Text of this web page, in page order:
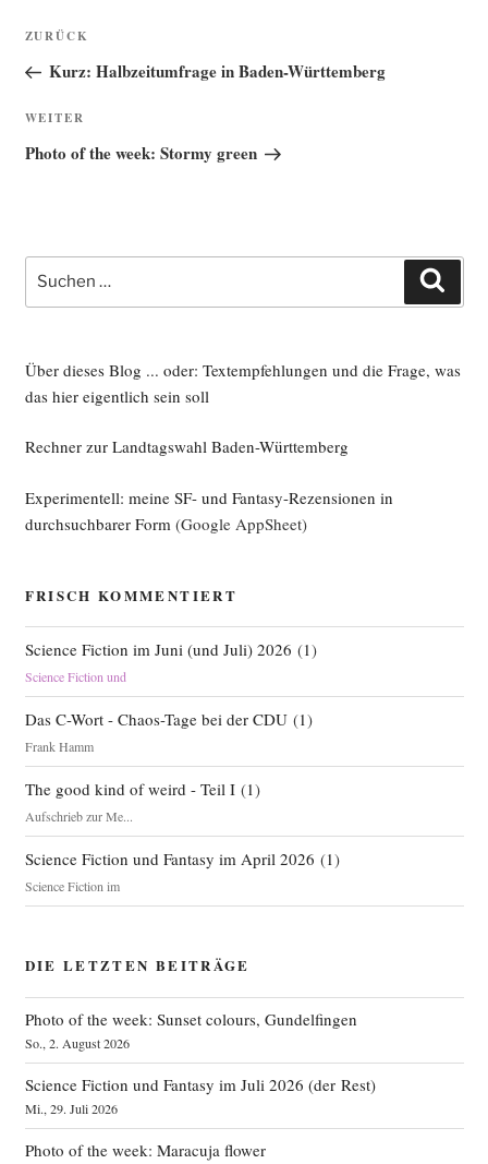
Beitragsnavigation
Vorheriger
Beitrag
ZURÜCK
Kurz: Halbzeitumfrage in Baden-Württemberg
Nächster
Beitrag
WEITER
Photo of the week: Stormy green
Suche
nach:
Über dieses Blog ... oder: Textempfehlungen und die Frage, was
das hier eigentlich sein soll
Rechner zur Landtagswahl Baden-Württemberg
Experimentell: meine SF- und Fantasy-Rezensionen in
durchsuchbarer Form (Google AppSheet)
FRISCH KOMMENTIERT
Science Fiction im Juni (und Juli) 2026 (1)
Science Fiction und
Das C-Wort - Chaos-Tage bei der CDU(1)
Frank Hamm
The good kind of weird - Teil I(1)
Aufschrieb zur Me...
Science Fiction und Fantasy im April 2026 (1)
Science Fiction im
DIE LETZTEN BEITRÄGE
Photo of the week: Sunset colours, Gundelfingen
So., 2. August 2026
Science Fiction und Fantasy im Juli 2026 (der Rest)
Mi., 29. Juli 2026
Photo of the week: Maracuja flower